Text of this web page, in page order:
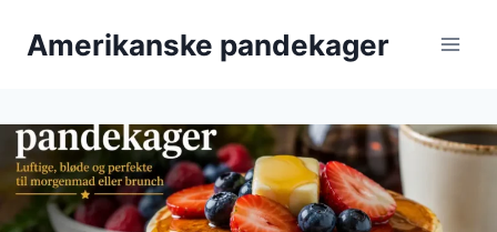
Amerikanske pandekager